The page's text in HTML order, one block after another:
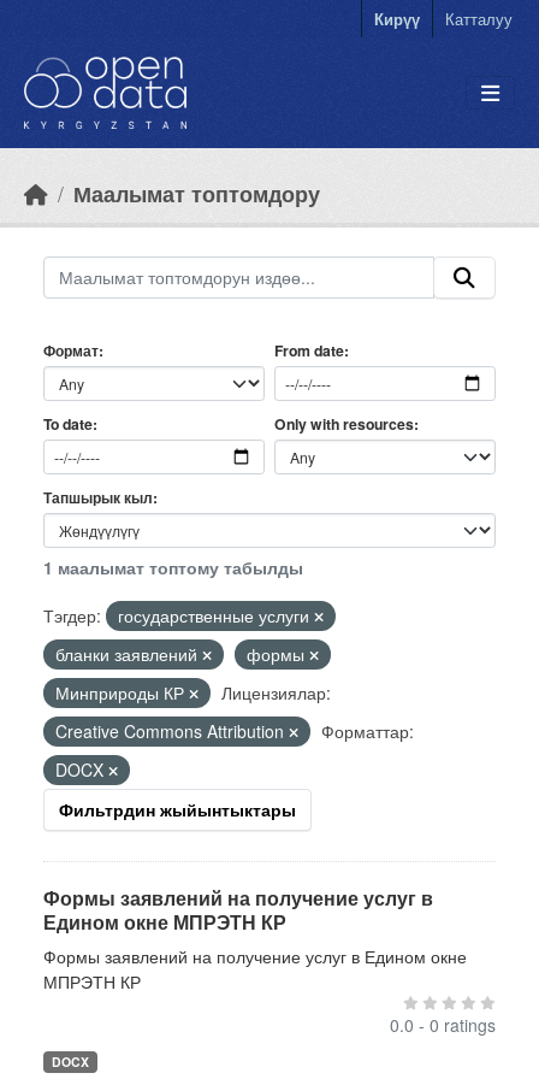
Кирүү Катталуу
Маалымат топтомдору
Формат From date
To date Only with resources
Тапшырык кыл
1 маалымат топтому табылды
Тэгдер:
государственные услуги
бланки заявлений
формы
Минприроды КР
Лицензиялар:
Creative Commons Attribution
Форматтар:
DOCX
Фильтрдин жыйынтыктары
Формы заявлений на получение услуг в
Едином окне МПРЭТН КР
Формы заявлений на получение услуг в Едином окне
МПРЭТН КР
0.0 - 0 ratings
DOCX